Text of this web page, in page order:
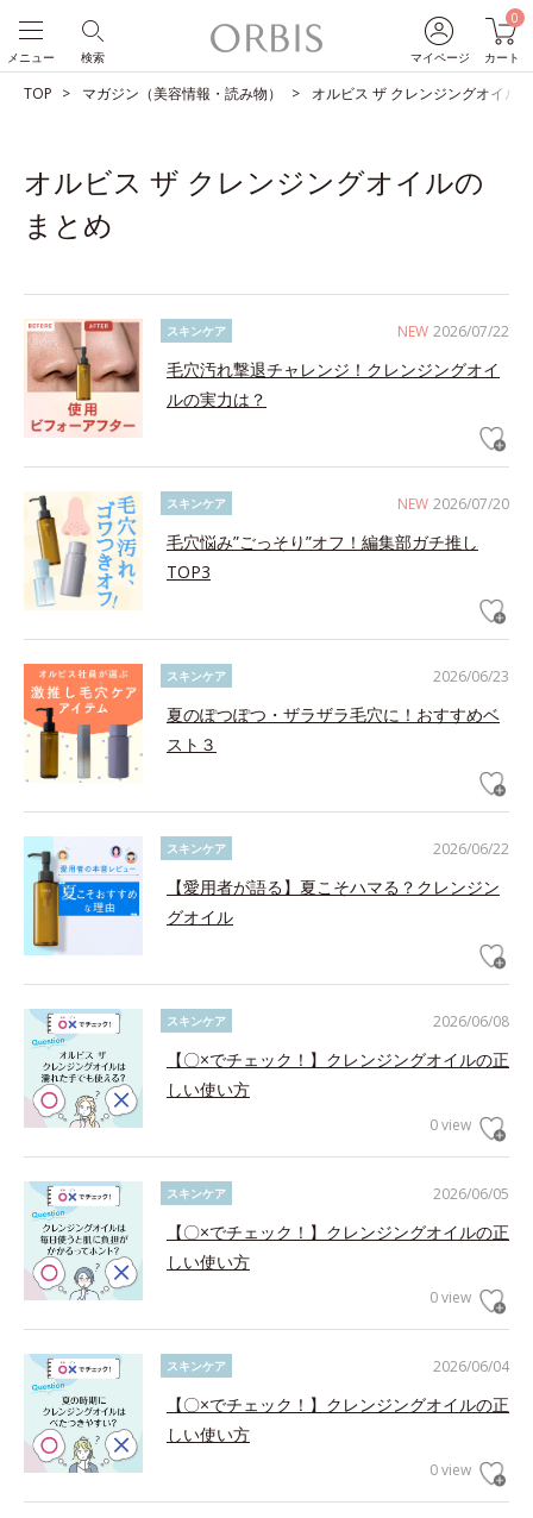
マイページ
0
カート
検索
メニュー
TOP マガジン（美容情報・読み物） オルビス ザ クレンジングオイル
オルビス ザ クレンジングオイルの
まとめ
NEW 2026/07/22
スキンケア
毛穴汚れ撃退チャレンジ！クレンジングオイ
ルの実力は？
NEW 2026/07/20
スキンケア
毛穴悩み”ごっそり”オフ！編集部ガチ推し
TOP3
2026/06/23
スキンケア
夏のぽつぽつ・ザラザラ毛穴に！おすすめベ
スト３
2026/06/22
スキンケア
【愛用者が語る】夏こそハマる？クレンジン
グオイル
2026/06/08
スキンケア
【〇×でチェック！】クレンジングオイルの正
しい使い方
0 view
2026/06/05
スキンケア
【〇×でチェック！】クレンジングオイルの正
しい使い方
0 view
2026/06/04
スキンケア
【〇×でチェック！】クレンジングオイルの正
しい使い方
0 view